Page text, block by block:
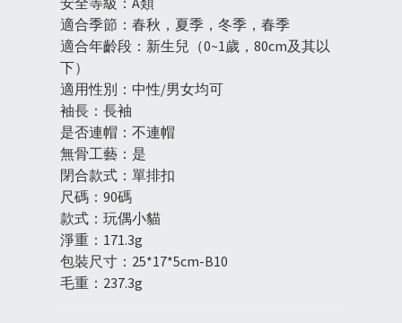
適合季節：春秋，夏季，冬季，春季
適合年齡段：新生兒（0~1歲，80cm及其以
下）
適用性別：中性/男女均可
袖長：長袖
是否連帽：不連帽
無骨工藝：是
閉合款式：單排扣
尺碼：90碼
款式：玩偶小貓
淨重：171.3g
包裝尺寸：25*17*5cm-B10
毛重：237.3g